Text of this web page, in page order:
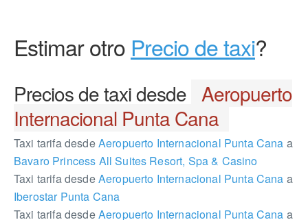
Estimar otro Precio de taxi?
Precios de taxi desde Aeropuerto
Internacional Punta Cana
Taxi tarifa desdeAeropuerto Internacional Punta Cana a
Bavaro Princess All Suites Resort, Spa & Casino
Taxi tarifa desdeAeropuerto Internacional Punta Cana a
Iberostar Punta Cana
Taxi tarifa desdeAeropuerto Internacional Punta Cana a